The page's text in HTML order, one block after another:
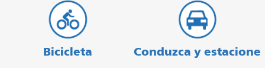
Bicicleta Conduzca y estacione